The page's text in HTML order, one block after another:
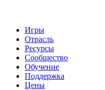
Игры
Отрасль
Ресурсы
Сообщество
Обучение
Поддержка
Цены